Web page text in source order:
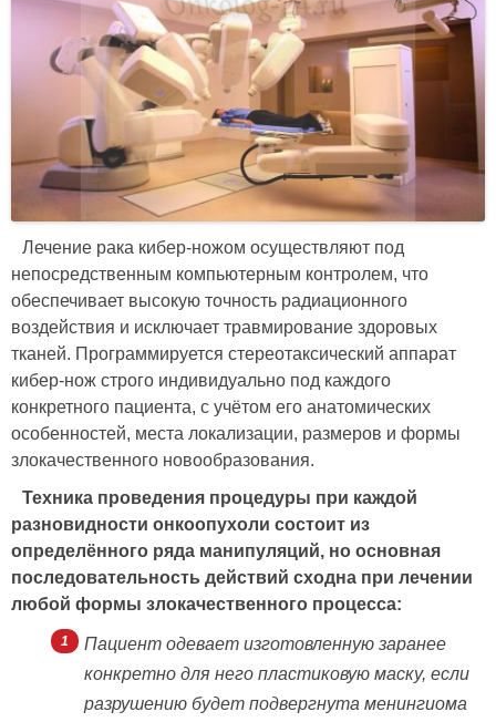
Лечение рака кибер-ножом осуществляют под
непосредственным компьютерным контролем, что
обеспечивает высокую точность радиационного
воздействия и исключает травмирование здоровых
тканей. Программируется стереотаксический аппарат
кибер-нож строго индивидуально под каждого
конкретного пациента, с учётом его анатомических
особенностей, места локализации, размеров и формы
злокачественного новообразования.
Техника проведения процедуры при каждой
разновидности онкоопухоли состоит из
определённого ряда манипуляций, но основная
последовательность действий сходна при лечении
любой формы злокачественного процесса:
Пациент одевает изготовленную заранее
конкретно для него пластиковую маску, если
разрушению будет подвергнута менингиома